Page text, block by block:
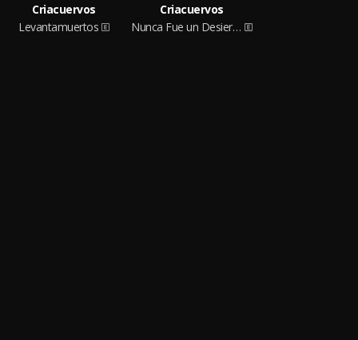
Criacuervos
Levantamuertos
Criacuervos
Nunca Fue un Desierto